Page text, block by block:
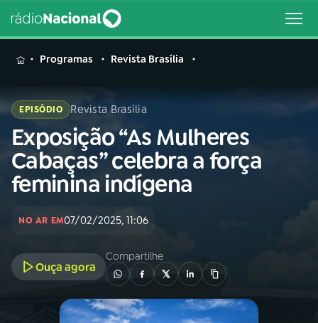
MENU
Buscar
na
Rádio
Nacional
Buscar
A RÁDIO
Programas Revista Brasília
EPISÓDIO Revista Brasília
Exposição “As Mulheres
Cabaças” celebra a força
feminina indígena
NO AR EM07/02/2025, 11:06
Ouça agora
Compartilhe